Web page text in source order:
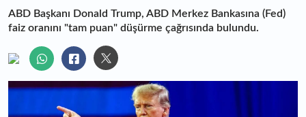
ABD Başkanı Donald Trump, ABD Merkez Bankasına (Fed)
faiz oranını "tam puan" düşürme çağrısında bulundu.